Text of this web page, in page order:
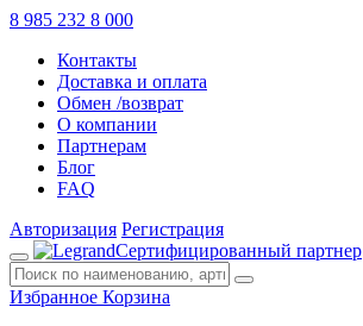
8 985 232 8 000
Контакты
Доставка и оплата
Обмен /возврат
О компании
Партнерам
Блог
FAQ
Авторизация Регистрация
Сертифицированный партнер
Избранное Корзина